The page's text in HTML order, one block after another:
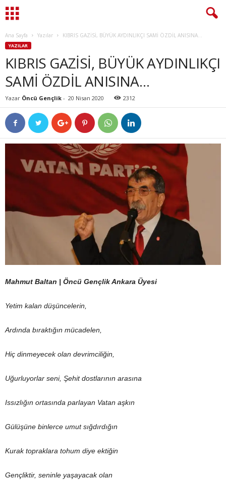
Ana Sayfa Yazılar KIBRIS GAZİSİ, BÜYÜK AYDINLIKÇI SAMİ ÖZDİL ANISINA…
YAZILAR
KIBRIS GAZİSİ, BÜYÜK AYDINLIKÇI
SAMİ ÖZDİL ANISINA…
Yazar Öncü Gençlik - 20 Nisan 2020 2312
Mahmut Baltan | Öncü Gençlik Ankara Üyesi
Yetim kalan düşüncelerin,
Ardında bıraktığın mücadelen,
Hiç dinmeyecek olan devrimciliğin,
Uğurluyorlar seni, Şehit dostlarının arasına
Issızlığın ortasında parlayan Vatan aşkın
Gülüşüne binlerce umut sığdırdığın
Kurak topraklara tohum diye ektiğin
Gençliktir, seninle yaşayacak olan